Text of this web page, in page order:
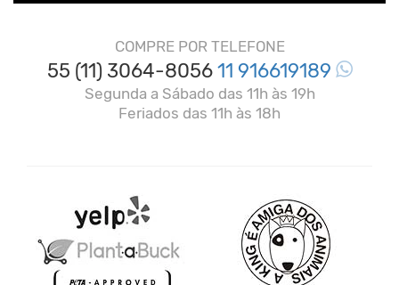
COMPRE POR TELEFONE
55 (11) 3064-805611 916619189
Segunda a Sábado das 11h às 19h
Feriados das 11h às 18h